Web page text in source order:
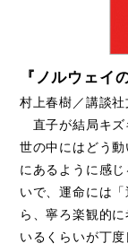
『ノルウェイ
村上春樹／講談社
直子が結局キズ
世の中にはどう
にあるように感
いで、運命には
ら、寧ろ楽観的
いるくらいが丁